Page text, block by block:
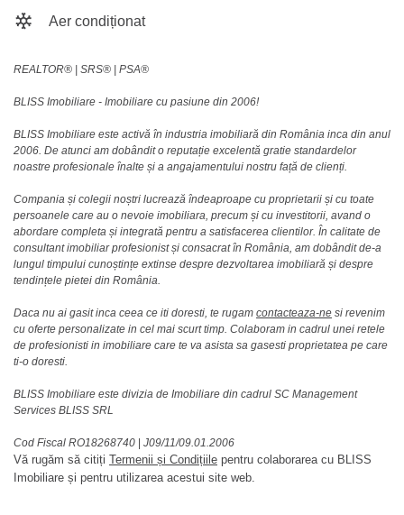
Aer condiționat
REALTOR®️ | SRS®️ | PSA®️
BLISS Imobiliare - Imobiliare cu pasiune din 2006!
BLISS Imobiliare este activă în industria imobiliară din România inca din anul
2006. De atunci am dobândit o reputație excelentă gratie standardelor
noastre profesionale înalte și a angajamentului nostru față de clienți.
Compania și colegii noștri lucrează îndeaproape cu proprietarii și cu toate
persoanele care au o nevoie imobiliara, precum și cu investitorii, avand o
abordare completa și integrată pentru a satisfacerea clientilor. În calitate de
consultant imobiliar profesionist și consacrat în România, am dobândit de-a
lungul timpului cunoștințe extinse despre dezvoltarea imobiliară și despre
tendințele pietei din România.
Daca nu ai gasit inca ceea ce iti doresti, te rugam contacteaza-ne si revenim
cu oferte personalizate in cel mai scurt timp. Colaboram in cadrul unei retele
de profesionisti in imobiliare care te va asista sa gasesti proprietatea pe care
ti-o doresti.
BLISS Imobiliare este divizia de Imobiliare din cadrul SC Management
Services BLISS SRL
Cod Fiscal RO18268740 | J09/11/09.01.2006
Vă rugăm să citiți Termenii și Condițiile pentru colaborarea cu BLISS
Imobiliare și pentru utilizarea acestui site web.